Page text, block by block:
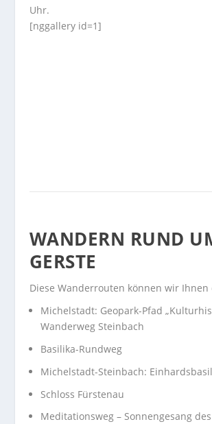
Uhr.
[nggallery id=1]
WANDERN RUND
GERSTE
Diese Wanderrouten können wir
Michelstadt: Geopark-Pfad
Wanderweg Steinbach
Basilika-Rundweg
Michelstadt-Steinbach:
Schloss Fürstenau
Meditationsweg – Sonnengesang